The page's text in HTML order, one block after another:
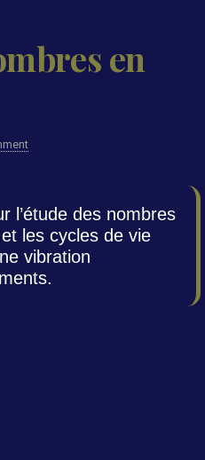
en
l’étude des nombres
les cycles de vie
vibration